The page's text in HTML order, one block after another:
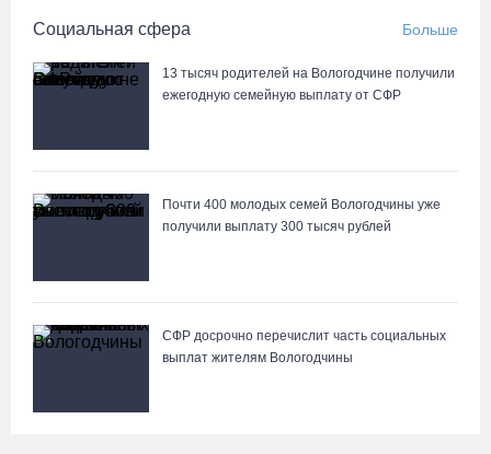
Социальная сфера Больше
13 тысяч родителей на Вологодчине получили
ежегодную семейную выплату от СФР
Почти 400 молодых семей Вологодчины уже
получили выплату 300 тысяч рублей
СФР досрочно перечислит часть социальных
выплат жителям Вологодчины